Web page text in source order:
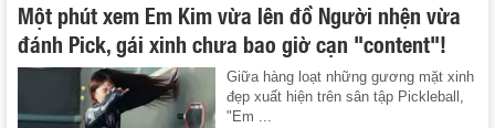
Một phút xem Em Kim vừa lên đồ Người nhện vừa
đánh Pick, gái xinh chưa bao giờ cạn "content"!
Giữa hàng loạt những gương mặt xinh
đẹp xuất hiện trên sân tập Pickleball,
"Em ...